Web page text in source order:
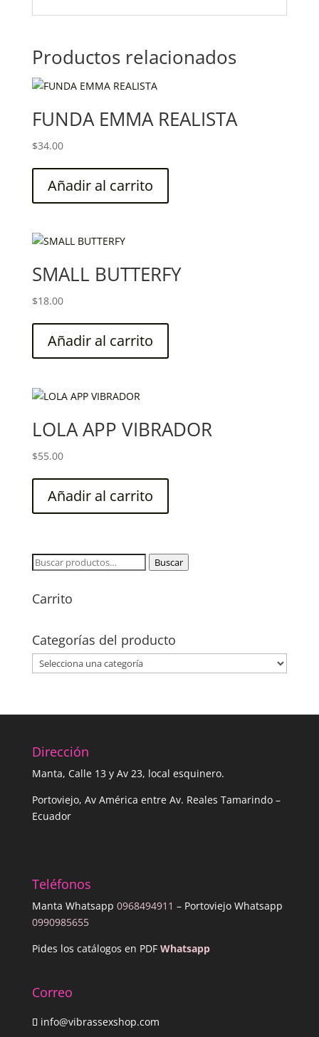
Productos relacionados
FUNDA EMMA REALISTA
$34.00
Añadir al carrito
SMALL BUTTERFY
$18.00
Añadir al carrito
LOLA APP VIBRADOR
$55.00
Añadir al carrito
Buscar
Buscar
Carrito
Categorías del producto
Dirección
Manta, Calle 13 y Av 23, local esquinero.
Portoviejo, Av América entre Av. Reales Tamarindo –
Ecuador
Teléfonos
Manta Whatsapp 0968494911 – Portoviejo Whatsapp
0990985655
Pides los catálogos en PDF Whatsapp
Correo
info@vibrassexshop.com